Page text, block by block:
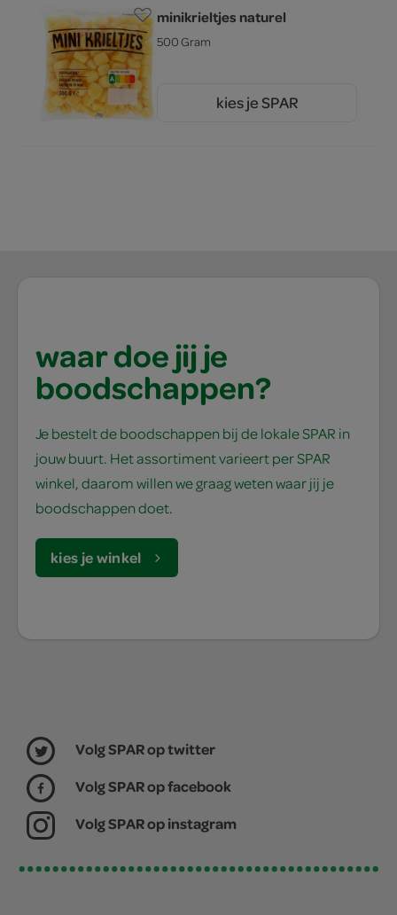
minikrieltjes naturel
500 Gram
kies je SPAR
waar doe jij je
boodschappen?
Je bestelt de boodschappen bij de lokale SPAR in
jouw buurt. Het assortiment varieert per SPAR
winkel, daarom willen we graag weten waar jij je
boodschappen doet.
kies je winkel
Volg SPAR op twitter
Volg SPAR op facebook
Volg SPAR op instagram